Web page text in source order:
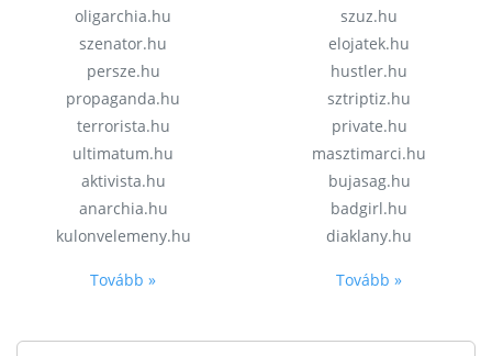
oligarchia.hu
szenator.hu
persze.hu
propaganda.hu
terrorista.hu
ultimatum.hu
aktivista.hu
anarchia.hu
kulonvelemeny.hu
Tovább »
szuz.hu
elojatek.hu
hustler.hu
sztriptiz.hu
private.hu
masztimarci.hu
bujasag.hu
badgirl.hu
diaklany.hu
Tovább »